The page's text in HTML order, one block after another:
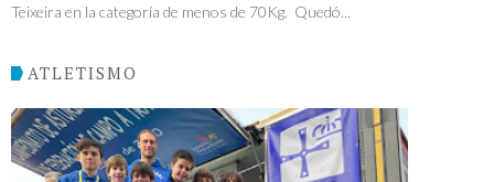
Teixeira en la categoría de menos de 70Kg. Quedó...
ATLETISMO